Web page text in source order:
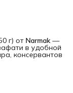
г) от Narmak —
в удобной
консервантов